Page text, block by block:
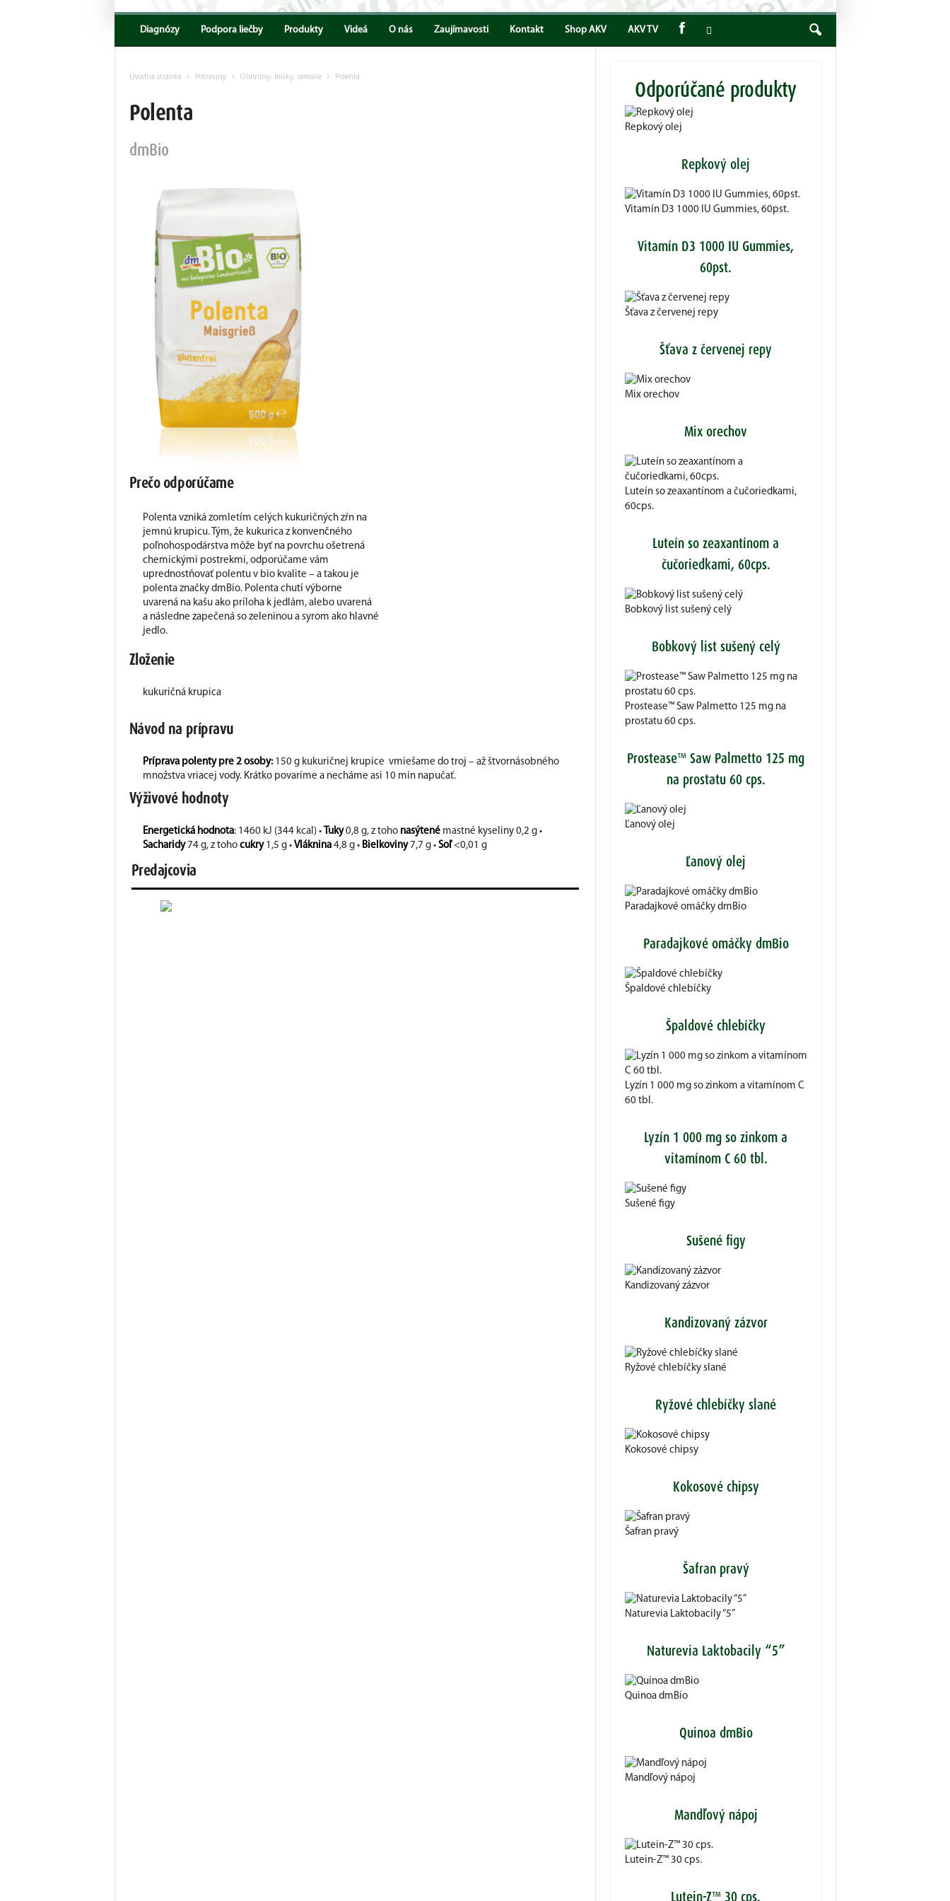
Encyklopedia
Diagnózy Podpora liečby Produkty Videá O nás Zaujímavosti Kontakt Shop AKV AKV TV
Úvodná stránka Potraviny Obilniny, múky, cereálie Polenta
Polenta
dmBio
Prečo odporúčame
Polenta vzniká zomletím celých kukuričných zŕn na
jemnú krupicu. Tým, že kukurica z konvenčného
poľnohospodárstva môže byť na povrchu ošetrená
chemickými postrekmi, odporúčame vám
uprednostňovať polentu v bio kvalite – a takou je
polenta značky dmBio. Polenta chutí výborne
uvarená na kašu ako príloha k jedlám, alebo uvarená
a následne zapečená so zeleninou a syrom ako hlavné
jedlo.
Zloženie
kukuričná krupica
Návod na prípravu
Príprava polenty pre 2 osoby: 150 g kukuričnej krupice vmiešame do troj – až štvornásobného
množstva vriacej vody. Krátko povaríme a necháme asi 10 min napučať.
Výživové hodnoty
Energetická hodnota: 1460 kJ (344 kcal) • Tuky0,8 g, z toho nasýtenémastné kyseliny 0,2 g •
Sacharidy74 g, z toho cukry1,5 g • Vláknina4,8 g • Bielkoviny7,7 g • Soľ<0,01 g
Predajcovia
Odporúčané produkty
Repkový olej
Repkový olej
Vitamín D3 1000 IU Gummies, 60pst.
Vitamín D3 1000 IU Gummies,
60pst.
Šťava z červenej repy
Šťava z červenej repy
Mix orechov
Mix orechov
Luteín so zeaxantínom a čučoriedkami,
60cps.
Luteín so zeaxantínom a
čučoriedkami, 60cps.
Bobkový list sušený celý
Bobkový list sušený celý
Prostease™ Saw Palmetto 125 mg na
prostatu 60 cps.
Prostease™ Saw Palmetto 125 mg
na prostatu 60 cps.
Ľanový olej
Ľanový olej
Paradajkové omáčky dmBio
Paradajkové omáčky dmBio
Špaldové chlebíčky
Špaldové chlebíčky
Lyzín 1 000 mg so zinkom a vitamínom C
60 tbl.
Lyzín 1 000 mg so zinkom a
vitamínom C 60 tbl.
Sušené figy
Sušené figy
Kandizovaný zázvor
Kandizovaný zázvor
Ryžové chlebíčky slané
Ryžové chlebíčky slané
Kokosové chipsy
Kokosové chipsy
Šafran pravý
Šafran pravý
Naturevia Laktobacily “5”
Naturevia Laktobacily “5”
Quinoa dmBio
Quinoa dmBio
Mandľový nápoj
Mandľový nápoj
Lutein-Z™ 30 cps.
Lutein-Z™ 30 cps.